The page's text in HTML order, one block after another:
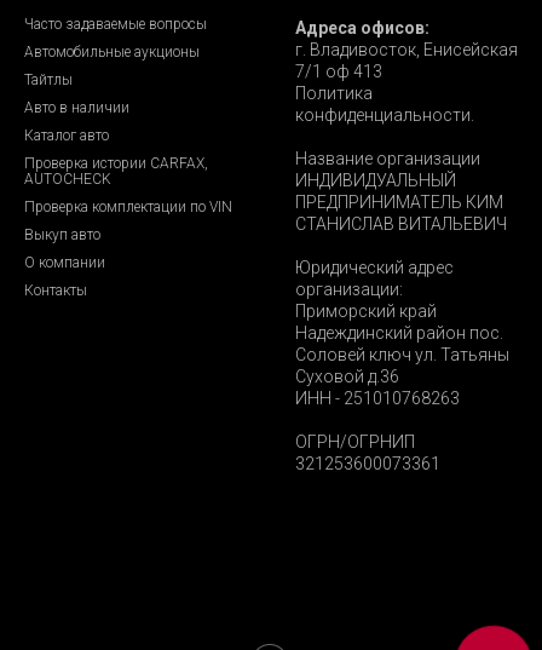
Часто задаваемые вопросы
Автомобильные аукционы
Тайтлы
Авто в наличии
Каталог авто
Проверка истории CARFAX,
AUTOCHECK
Проверка комплектации по VIN
Выкуп авто
О компании
Контакты
Адреса офисов:
г. Владивосток, Енисейская
7/1 оф 413
Политика
конфиденциальности.
Название организации
ИНДИВИДУАЛЬНЫЙ
ПРЕДПРИНИМАТЕЛЬ КИМ
СТАНИСЛАВ ВИТАЛЬЕВИЧ
Юридический адрес
организации:
Приморский край
Надеждинский район пос.
Соловей ключ ул. Татьяны
Суховой д.36
ИНН - 251010768263
ОГРН/ОГРНИП
321253600073361